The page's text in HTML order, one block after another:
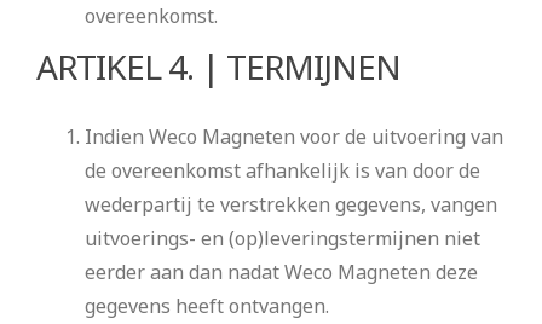
overeenkomst.
ARTIKEL 4. | TERMIJNEN
Indien Weco Magneten voor de uitvoering van
de overeenkomst afhankelijk is van door de
wederpartij te verstrekken gegevens, vangen
uitvoerings- en (op)leveringstermijnen niet
eerder aan dan nadat Weco Magneten deze
gegevens heeft ontvangen.